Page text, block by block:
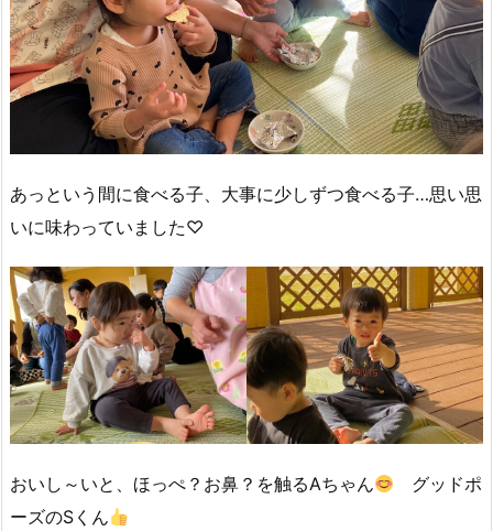
あっという間に食べる子、大事に少しずつ食べる子…思い思
いに味わっていました♡
おいし～いと、ほっぺ？お鼻？を触るAちゃん
グッドポ
ーズのSくん